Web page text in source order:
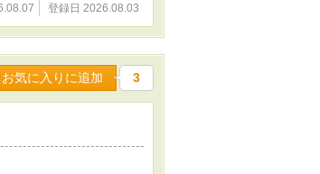
登録日 2026.08.03
お気に入りに追加 3